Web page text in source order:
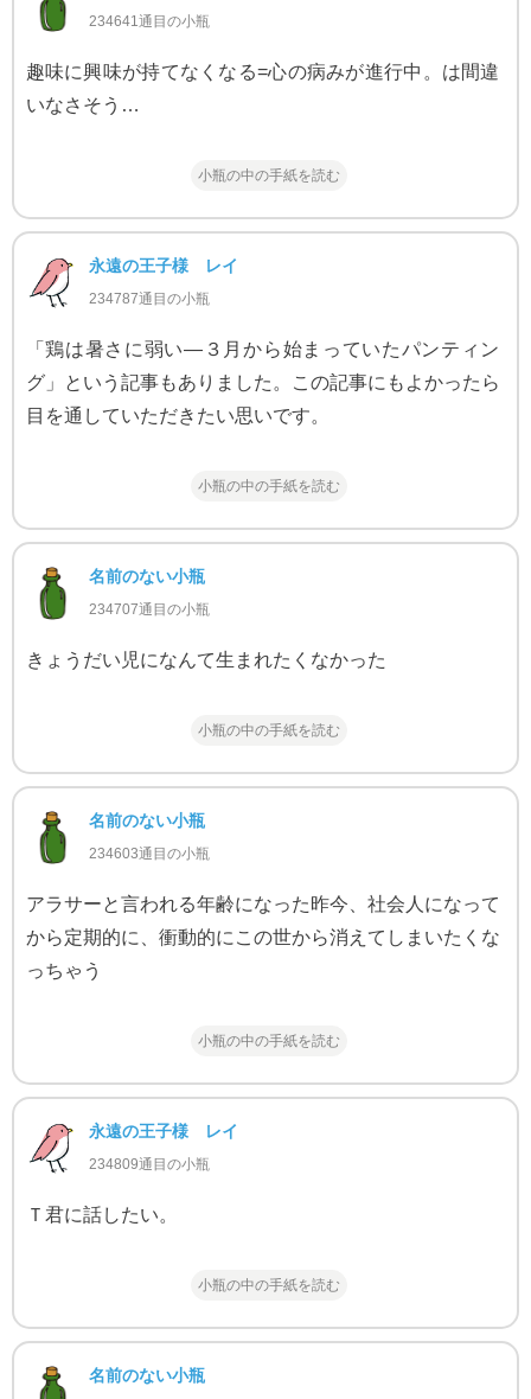
234641通目の小瓶
趣味に興味が持てなくなる=心の病みが進行中。は間違
いなさそう…
小瓶の中の手紙を読む
永遠の王子様 レイ
234787通目の小瓶
「鶏は暑さに弱い—３月から始まっていたパンティン
グ」という記事もありました。この記事にもよかったら
目を通していただきたい思いです。
小瓶の中の手紙を読む
名前のない小瓶
234707通目の小瓶
きょうだい児になんて生まれたくなかった
小瓶の中の手紙を読む
名前のない小瓶
234603通目の小瓶
アラサーと言われる年齢になった昨今、社会人になって
から定期的に、衝動的にこの世から消えてしまいたくな
っちゃう
小瓶の中の手紙を読む
永遠の王子様 レイ
234809通目の小瓶
Ｔ君に話したい。
小瓶の中の手紙を読む
名前のない小瓶